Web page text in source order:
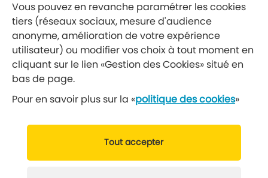
Réseaux sociaux
Suivez-nous
Retrouvez nous sur Facebook
Mentions légales Données personnelles
Vous pouvez en revanche paramétrer les cookies
tiers (réseaux sociaux, mesure d'audience
anonyme, amélioration de votre expérience
utilisateur) ou modifier vos choix à tout moment en
cliquant sur le lien «Gestion des Cookies» situé en
bas de page.
Pour en savoir plus sur la «politique des cookies»
Tout accepter